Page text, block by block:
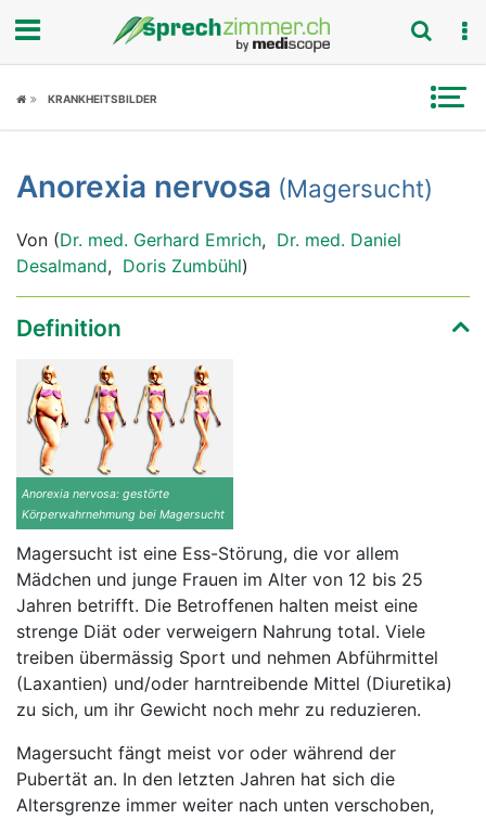
Fokus
Symptome
Untersuchungen
News
Rubriken
KRANKHEITSBILDER
Anorexia nervosa (Magersucht)
Von (Dr. med. Gerhard Emrich, Dr. med. Daniel
Desalmand, Doris Zumbühl)
Definition
Anorexia nervosa: gestörte
Körperwahrnehmung bei Magersucht
Magersucht ist eine Ess-Störung, die vor allem
Mädchen und junge Frauen im Alter von 12 bis 25
Jahren betrifft. Die Betroffenen halten meist eine
strenge Diät oder verweigern Nahrung total. Viele
treiben übermässig Sport und nehmen Abführmittel
(Laxantien) und/oder harntreibende Mittel (Diuretika)
zu sich, um ihr Gewicht noch mehr zu reduzieren.
Magersucht fängt meist vor oder während der
Pubertät an. In den letzten Jahren hat sich die
Altersgrenze immer weiter nach unten verschoben,